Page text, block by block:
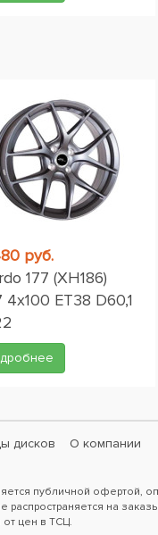
руб.
177 (XH186)
4x100 ET38 D60,1
дисков
О компании
публичной офертой,
на
от цен в ТСЦ.